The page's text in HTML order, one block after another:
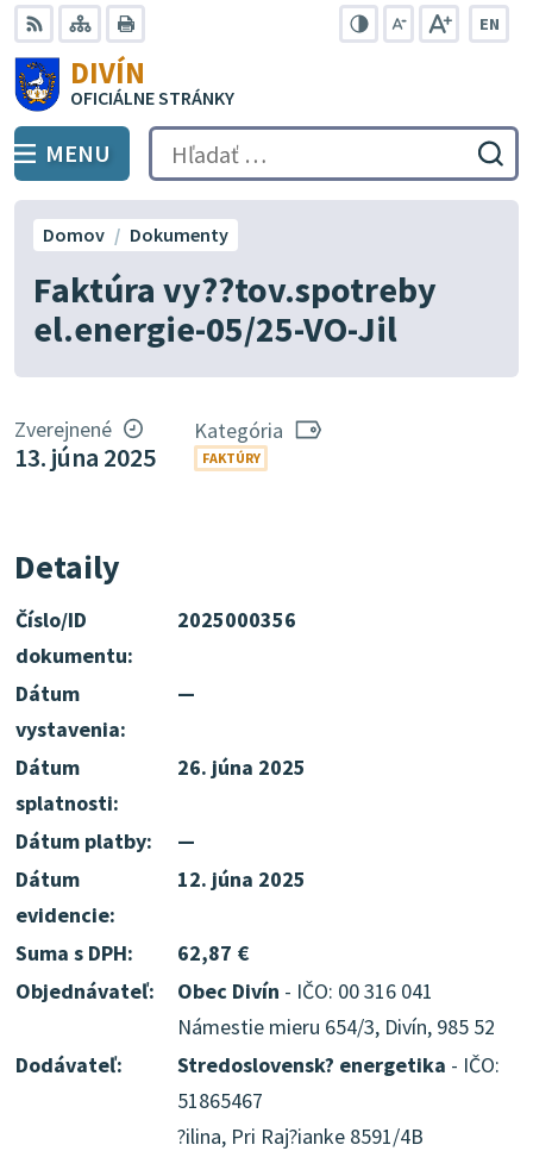
Preskočiť
na
obsah
RSS Mapa
EN
DIVÍN
OFICIÁLNE STRÁNKY
PREPNÚŤ
MENU Hľadať:
Faktúra vy??tov.spotreby
el.energie-05/25-VO-Jil
Domov Dokumenty
Zverejnené
13. júna 2025
Kategória
FAKTÚRY
Detaily
Číslo/ID
dokumentu:
2025000356
Dátum
vystavenia:
—
Dátum
splatnosti:
26. júna 2025
Dátum platby:
—
Dátum
evidencie:
12. júna 2025
Suma s DPH:
62,87 €
Objednávateľ:
Obec Divín - IČO: 00 316 041
Námestie mieru 654/3, Divín, 985 52
Dodávateľ:
Stredoslovensk? energetika - IČO:
51865467
?ilina, Pri Raj?ianke 8591/4B